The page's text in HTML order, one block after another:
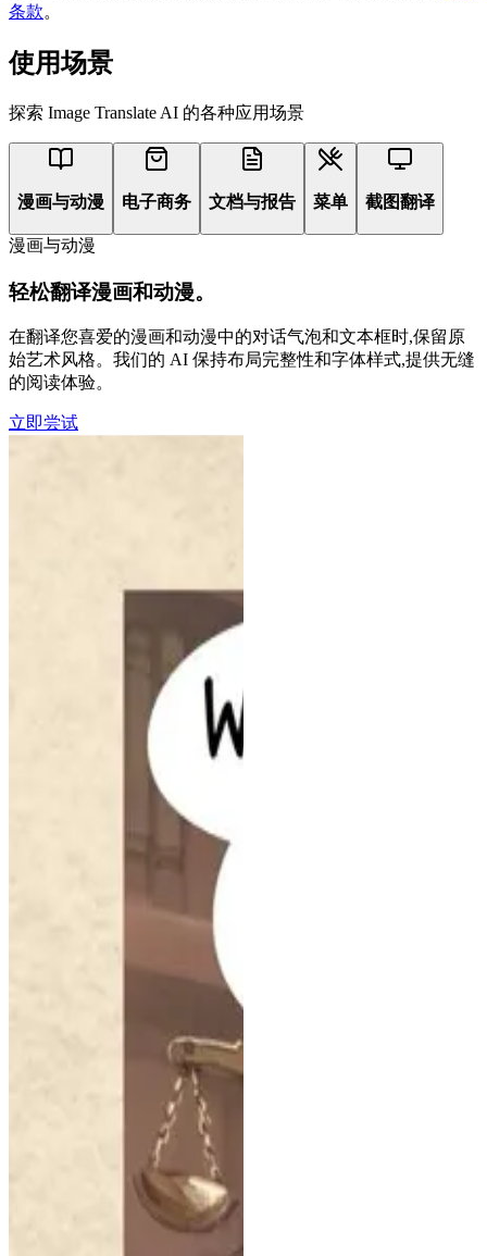
条款。
使用场景
探索 Image Translate AI 的各种应用场景
漫画与动漫 电子商务 文档与报告 菜单 截图翻译
漫画与动漫
轻松翻译漫画和动漫。
在翻译您喜爱的漫画和动漫中的对话气泡和文本框时,保留原
始艺术风格。我们的 AI 保持布局完整性和字体样式,提供无缝
的阅读体验。
立即尝试